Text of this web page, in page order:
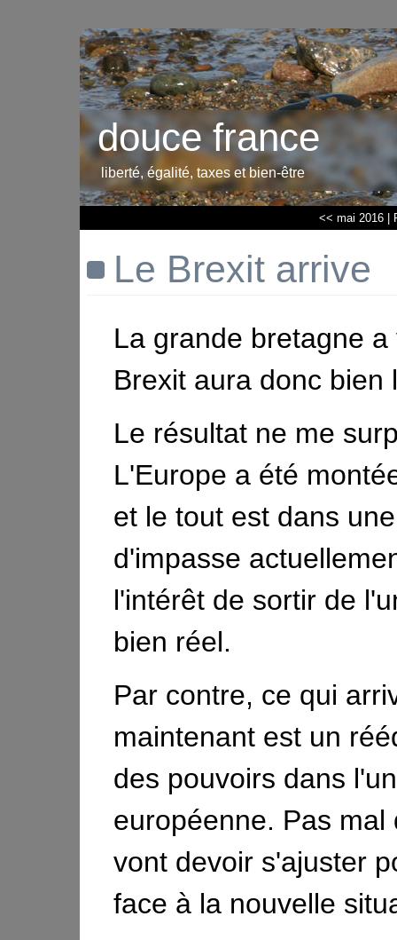
douce france
liberté, égalité, taxes et bien-être
<< mai 2016|
Le Brexit arrive
La grande bretagne a
Brexit aura donc bien
Le résultat ne me
L'Europe a été
et le tout est dans
d'impasse
l'intérêt de sortir de
bien réel.
Par contre, ce qui
maintenant est un
des pouvoirs dans
européenne. Pas mal
vont devoir s'ajuster
face à la nouvelle